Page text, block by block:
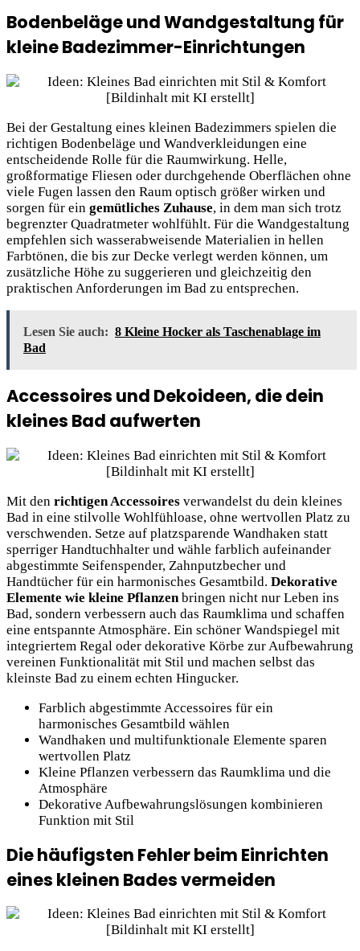
Bodenbeläge und Wandgestaltung für
kleine Badezimmer-Einrichtungen
Bei der Gestaltung eines kleinen Badezimmers spielen die
richtigen Bodenbeläge und Wandverkleidungen eine
entscheidende Rolle für die Raumwirkung. Helle,
großformatige Fliesen oder durchgehende Oberflächen ohne
viele Fugen lassen den Raum optisch größer wirken und
sorgen für ein gemütliches Zuhause, in dem man sich trotz
begrenzter Quadratmeter wohlfühlt. Für die Wandgestaltung
empfehlen sich wasserabweisende Materialien in hellen
Farbtönen, die bis zur Decke verlegt werden können, um
zusätzliche Höhe zu suggerieren und gleichzeitig den
praktischen Anforderungen im Bad zu entsprechen.
Lesen Sie auch: 8 Kleine Hocker als Taschenablage im
Bad
Accessoires und Dekoideen, die dein
kleines Bad aufwerten
Mit den richtigen Accessoires verwandelst du dein kleines
Bad in eine stilvolle Wohlfühloase, ohne wertvollen Platz zu
verschwenden. Setze auf platzsparende Wandhaken statt
sperriger Handtuchhalter und wähle farblich aufeinander
abgestimmte Seifenspender, Zahnputzbecher und
Handtücher für ein harmonisches Gesamtbild. Dekorative
Elemente wie kleine Pflanzen bringen nicht nur Leben ins
Bad, sondern verbessern auch das Raumklima und schaffen
eine entspannte Atmosphäre. Ein schöner Wandspiegel mit
integriertem Regal oder dekorative Körbe zur Aufbewahrung
vereinen Funktionalität mit Stil und machen selbst das
kleinste Bad zu einem echten Hingucker.
Farblich abgestimmte Accessoires für ein
harmonisches Gesamtbild wählen
Wandhaken und multifunktionale Elemente sparen
wertvollen Platz
Kleine Pflanzen verbessern das Raumklima und die
Atmosphäre
Dekorative Aufbewahrungslösungen kombinieren
Funktion mit Stil
Die häufigsten Fehler beim Einrichten
eines kleinen Bades vermeiden